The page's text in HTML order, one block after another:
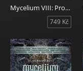
Mycelium VIII: Program apokalypsy
749 Kč